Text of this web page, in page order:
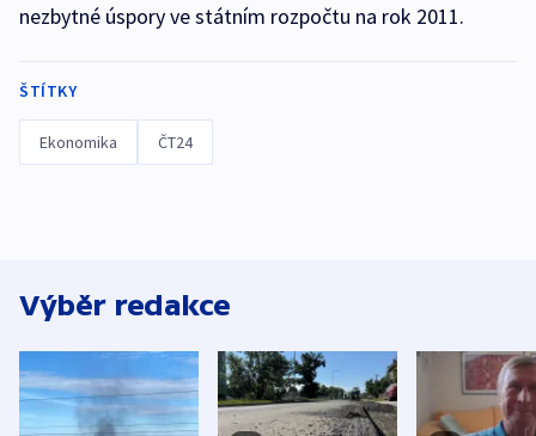
nezbytné úspory ve státním rozpočtu na rok 2011.
ŠTÍTKY
Ekonomika ČT24
Výběr redakce